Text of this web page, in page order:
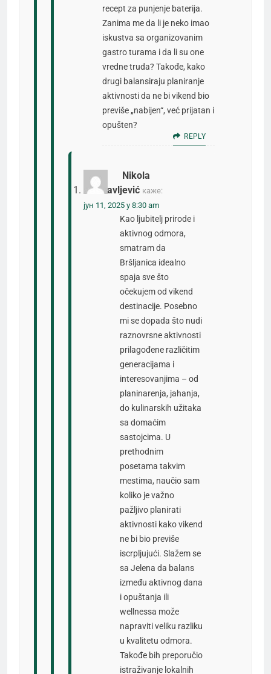
recept za punjenje baterija.
Zanima me da li je neko imao
iskustva sa organizovanim
gastro turama i da li su one
vredne truda? Takođe, kako
drugi balansiraju planiranje
aktivnosti da ne bi vikend bio
previše „nabijen“, već prijatan i
opušten?
REPLY
Nikola
Milosavljević каже:
јун 11, 2025 у 8:30 am
Kao ljubitelj prirode i
aktivnog odmora,
smatram da
Bršljanica idealno
spaja sve što
očekujem od vikend
destinacije. Posebno
mi se dopada što nudi
raznovrsne aktivnosti
prilagođene različitim
generacijama i
interesovanjima – od
planinarenja, jahanja,
do kulinarskih užitaka
sa domaćim
sastojcima. U
prethodnim
posetama takvim
mestima, naučio sam
koliko je važno
pažljivo planirati
aktivnosti kako vikend
ne bi bio previše
iscrpljujući. Slažem se
sa Jelena da balans
između aktivnog dana
i opuštanja ili
wellnessa može
napraviti veliku razliku
u kvalitetu odmora.
Takođe bih preporučio
istraživanje lokalnih